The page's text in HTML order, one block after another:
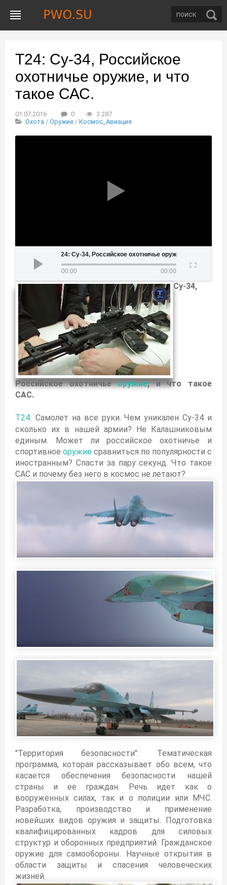
Т24: Су-34, Российское
охотничье оружие, и что
такое САС.
01.07.2016 0
3 287
Охота / Оружие / Космос_Авиация
Су-34, Российское охотничье оружие, и что такое САС.
00:00 00:00
Су-34,
Российское охотничьеоружие, и что такое
САС.
Т24: Самолет на все руки. Чем уникален Су-34 и
сколько их в нашей армии? Не Калашниковым
единым. Может ли российское охотничье и
спортивное оружие сравниться по популярности с
иностранным? Спасти за пару секунд. Что такое
САС и почему без него в космос не летают?
"Территория безопасности": Тематическая
программа, которая рассказывает обо всем, что
касается обеспечения безопасности нашей
страны и ее граждан. Речь идет как о
вооруженных силах, так и о полиции или МЧС.
Разработка, производство и применение
новейших видов оружия и защиты. Подготовка
квалифицированных кадров для силовых
структур и оборонных предприятий. Гражданское
оружие для самообороны. Научные открытия в
области защиты и спасения человеческих
жизней.